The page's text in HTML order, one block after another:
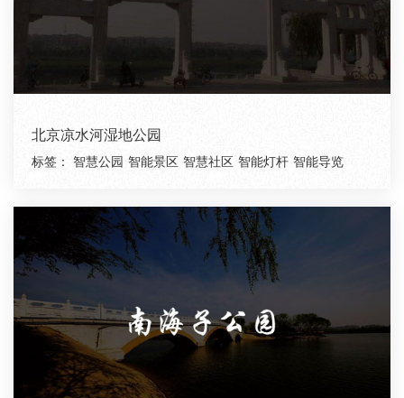
北京凉水河湿地公园
标签： 智慧公园 智能景区 智慧社区 智能灯杆 智能导览